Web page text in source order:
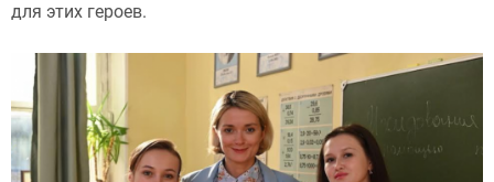
для этих героев.